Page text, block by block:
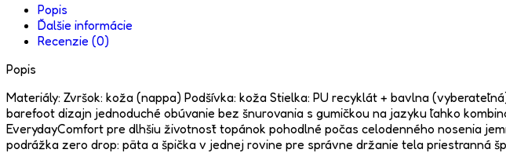
Popis
Ďalšie informácie
Recenzie (0)
Popis
Materiály: Zvršok: koža (nappa) Podšívka: koža Stielka: PU recyklát + bavlna
barefoot dizajn jednoduché obúvanie bez šnurovania s gumičkou na jazyku ľahko
EverydayComfort pre dlhšiu životnosť topánok pohodlné počas celodenného nosenia
podrážka zero drop: päta a špička v jednej rovine pre správne držanie tela priestranná